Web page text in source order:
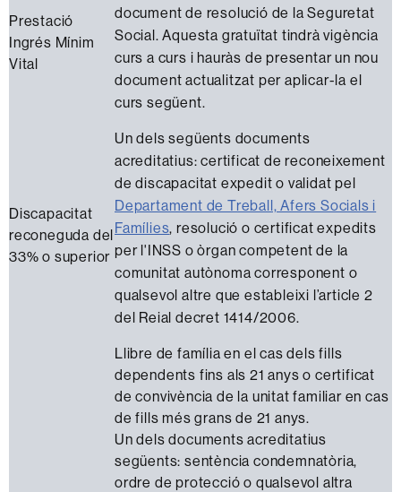
Prestació
Ingrés Mínim
Vital
document de resolució de la Seguretat
Social. Aquesta gratuïtat tindrà vigència
curs a curs i hauràs de presentar un nou
document actualitzat per aplicar-la el
curs següent.
Discapacitat
reconeguda del
33% o superior
Un dels següents documents
acreditatius: certificat de reconeixement
de discapacitat expedit o validat pel
Departament de Treball, Afers Socials i
Famílies, resolució o certificat expedits
per l'INSS o òrgan competent de la
comunitat autònoma corresponent o
qualsevol altre que estableixi l’article 2
del Reial decret 1414/2006.
Llibre de família en el cas dels fills
dependents fins als 21 anys o certificat
de convivència de la unitat familiar en cas
de fills més grans de 21 anys.
Un dels documents acreditatius
següents: sentència condemnatòria,
ordre de protecció o qualsevol altra